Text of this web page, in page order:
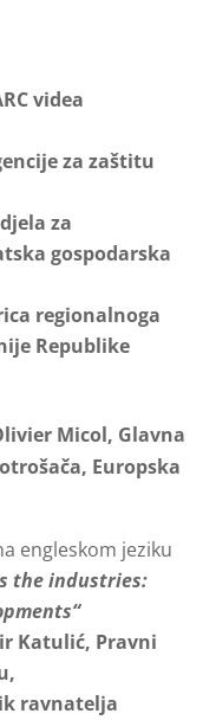
videa
za zaštitu
za
gospodarska
regionalnoga
Republike
Micol, Glavna
Europska
engleskom jeziku
the industries:
Katulić, Pravni
ravnatelja